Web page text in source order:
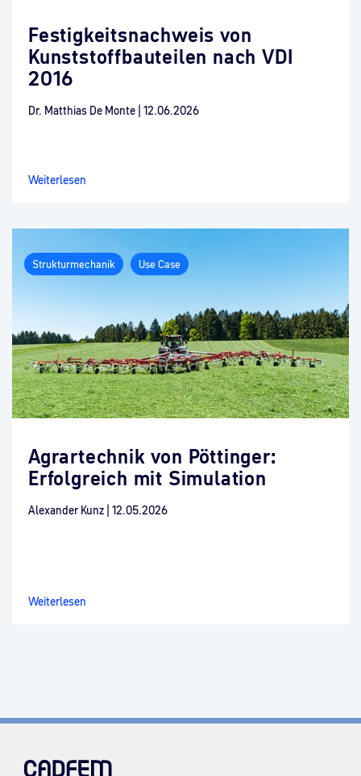
Festigkeitsnachweis von
Kunststoffbauteilen nach VDI
2016
Dr. Matthias De Monte | 12.06.2026
Weiterlesen
Strukturmechanik Use Case
Agrartechnik von Pöttinger:
Erfolgreich mit Simulation
Alexander Kunz | 12.05.2026
Weiterlesen